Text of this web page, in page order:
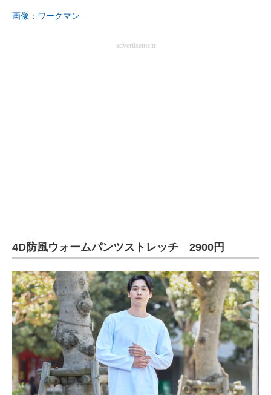
画像：ワークマン
advertisement
4D防風ウォームパンツストレッチ 2900円